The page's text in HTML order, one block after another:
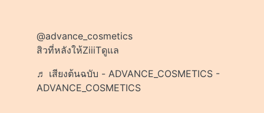
@advance_cosmetics
สิวที่หลังให้ZiiiTดูแล
♬ เสียงต้นฉบับ - ADVANCE_COSMETICS -
ADVANCE_COSMETICS